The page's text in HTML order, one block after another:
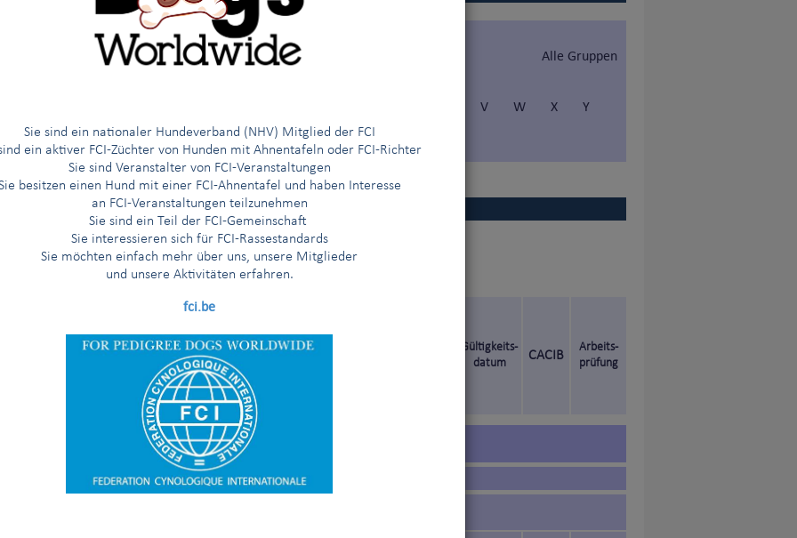
Sie sind ein nationaler Hundeverband (NHV) Mitglied der FCI
ein aktiver FCI-Züchter von Hunden mit Ahnentafeln oder FCI-Richter
Sie sind Veranstalter von FCI-Veranstaltungen
besitzen einen Hund mit einer FCI-Ahnentafel und haben Interesse
an FCI-Veranstaltungen teilzunehmen
Sie sind ein Teil der FCI-Gemeinschaft
Sie interessieren sich für FCI-Rassestandards
Sie möchten einfach mehr über uns, unsere Mitglieder
und unsere Aktivitäten erfahren.
fci.be
Alle Gruppen
V W X
Y
au Championnat International de Beauté (Anwartschaft auf den Titel
Schönheitschampion“)
vorgeschrieben gemäß der Rassennomenklatur der FCI
nur für die Länder, die eine solche beantragt haben
nur für die nordischen Länder (Finnland, Norwegen, Schweden)
Gültigkeits-
datum
CACIB
Arbeits-
prüfung